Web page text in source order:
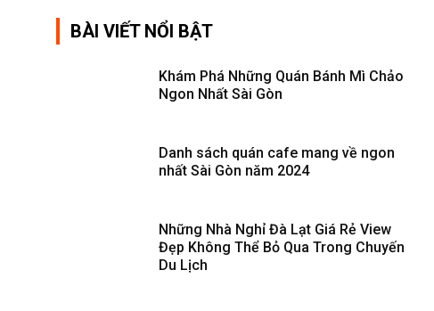
BÀI VIẾT NỔI BẬT
Khám Phá Những Quán Bánh Mì Chảo
Ngon Nhất Sài Gòn
Danh sách quán cafe mang về ngon
nhất Sài Gòn năm 2024
Những Nhà Nghỉ Đà Lạt Giá Rẻ View
Đẹp Không Thể Bỏ Qua Trong Chuyến
Du Lịch